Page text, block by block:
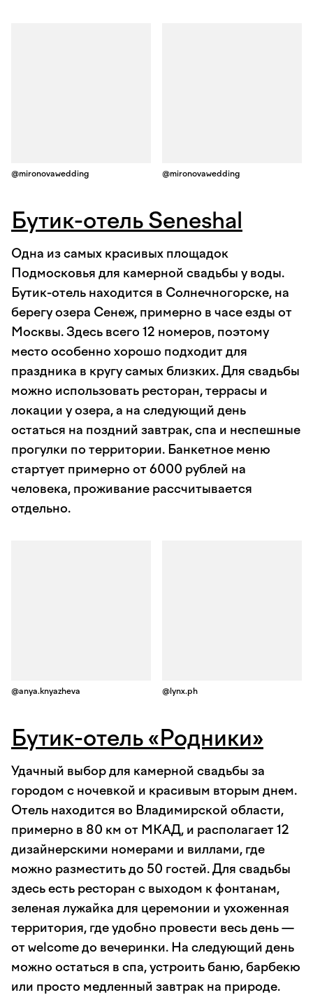
@mironovawedding @mironovawedding
Бутик-отель Seneshal
Одна из самых красивых площадок
Подмосковья для камерной свадьбы у воды.
Бутик-отель находится в Солнечногорске, на
берегу озера Сенеж, примерно в часе езды от
Москвы. Здесь всего 12 номеров, поэтому
место особенно хорошо подходит для
праздника в кругу самых близких. Для свадьбы
можно использовать ресторан, террасы и
локации у озера, а на следующий день
остаться на поздний завтрак, спа и неспешные
прогулки по территории. Банкетное меню
стартует примерно от 6000 рублей на
человека, проживание рассчитывается
отдельно.
@anya.knyazheva @lynx.ph
Бутик-отель «Родники»
Удачный выбор для камерной свадьбы за
городом с ночевкой и красивым вторым днем.
Отель находится во Владимирской области,
примерно в 80 км от МКАД, и располагает 12
дизайнерскими номерами и виллами, где
можно разместить до 50 гостей. Для свадьбы
здесь есть ресторан с выходом к фонтанам,
зеленая лужайка для церемонии и ухоженная
территория, где удобно провести весь день —
от welcome до вечеринки. На следующий день
можно остаться в спа, устроить баню, барбекю
или просто медленный завтрак на природе.